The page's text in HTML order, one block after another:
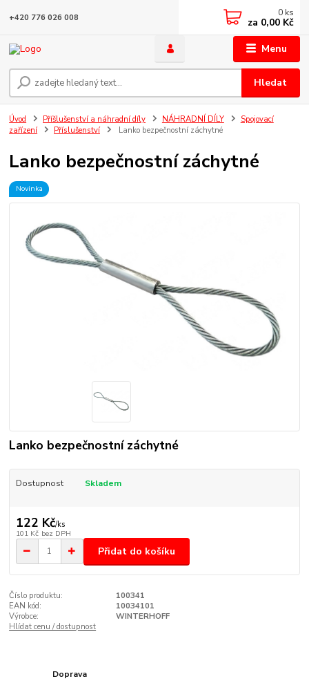
Menu
Hledat
+420 776 026 008 0 ks
za 0,00 Kč
Úvod Příšlušenství a náhradní díly NÁHRADNÍ DÍLY
Spojovací
zařízení
Příslušenství Lanko bezpečnostní záchytné
Lanko bezpečnostní záchytné
Novinka
Lanko bezpečnostní záchytné
Dostupnost Skladem
122 Kč/ks
101 Kč bez DPH
Přidat do košíku
Číslo produktu:
100341
EAN kód:
10034101
Výrobce:
WINTERHOFF
Hlídat cenu / dostupnost
Doprava